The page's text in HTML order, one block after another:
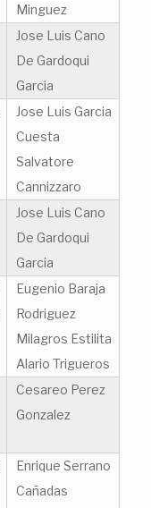
Minguez
Jose Luis Cano
De Gardoqui
Garcia
Jose Luis Garcia
Cuesta
Salvatore
Cannizzaro
Jose Luis Cano
De Gardoqui
Garcia
Eugenio Baraja
Rodriguez
Milagros Estilita
Alario Trigueros
Cesareo Perez
Gonzalez
Enrique Serrano
Cañadas